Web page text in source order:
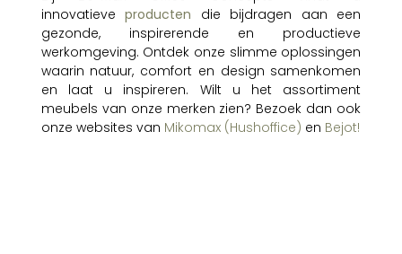
innovatieve producten die bijdragen aan een
gezonde, inspirerende en productieve
werkomgeving. Ontdek onze slimme oplossingen
waarin natuur, comfort en design samenkomen
en laat u inspireren. Wilt u het assortiment
meubels van onze merken zien? Bezoek dan ook
onze websites van Mikomax (Hushoffice) en Bejot!